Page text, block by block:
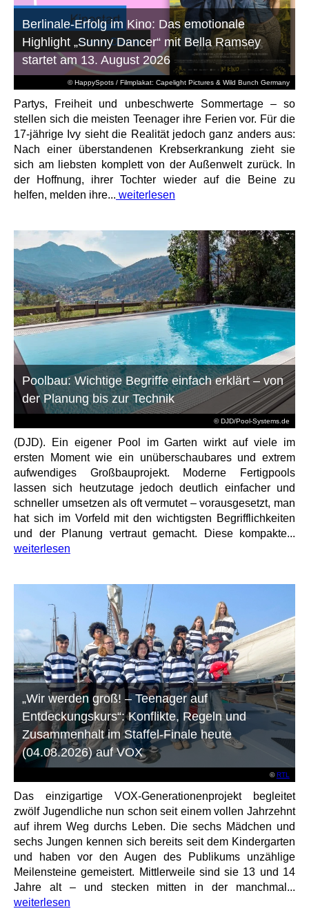
© HappySpots / Filmplakat: Capelight Pictures & Wild Bunch Germany
Berlinale-Erfolg im Kino: Das emotionale
Highlight „Sunny Dancer“ mit Bella Ramsey
startet am 13. August 2026
Partys, Freiheit und unbeschwerte Sommertage – so
stellen sich die meisten Teenager ihre Ferien vor. Für die
17-jährige Ivy sieht die Realität jedoch ganz anders aus:
Nach einer überstandenen Krebserkrankung zieht sie
sich am liebsten komplett von der Außenwelt zurück. In
der Hoffnung, ihrer Tochter wieder auf die Beine zu
helfen, melden ihre... weiterlesen
© DJD/Pool-Systems.de
Poolbau: Wichtige Begriffe einfach erklärt – von
der Planung bis zur Technik
(DJD). Ein eigener Pool im Garten wirkt auf viele im
ersten Moment wie ein unüberschaubares und extrem
aufwendiges Großbauprojekt. Moderne Fertigpools
lassen sich heutzutage jedoch deutlich einfacher und
schneller umsetzen als oft vermutet – vorausgesetzt, man
hat sich im Vorfeld mit den wichtigsten Begrifflichkeiten
und der Planung vertraut gemacht. Diese kompakte...
weiterlesen
©RTL
„Wir werden groß! – Teenager auf
Entdeckungskurs“: Konflikte, Regeln und
Zusammenhalt im Staffel-Finale heute
(04.08.2026) auf VOX
Das einzigartige VOX-Generationenprojekt begleitet
zwölf Jugendliche nun schon seit einem vollen Jahrzehnt
auf ihrem Weg durchs Leben. Die sechs Mädchen und
sechs Jungen kennen sich bereits seit dem Kindergarten
und haben vor den Augen des Publikums unzählige
Meilensteine gemeistert. Mittlerweile sind sie 13 und 14
Jahre alt – und stecken mitten in der manchmal...
weiterlesen